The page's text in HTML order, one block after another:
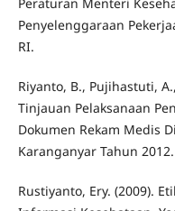
Penyelenggaraan
RI.
Riyanto, B., Pujihastuti,
Tinjauan Pelaksanaan
Dokumen Rekam Medis
Karanganyar Tahun 2012.
Rustiyanto, Ery. (2009).